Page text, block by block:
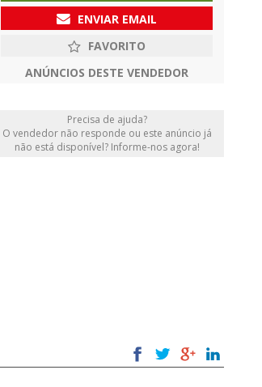
ENVIAR EMAIL
ANÚNCIOS DESTE VENDEDOR
Precisa de ajuda?
O vendedor não responde ou este anúncio já
não está disponível? Informe-nos agora!